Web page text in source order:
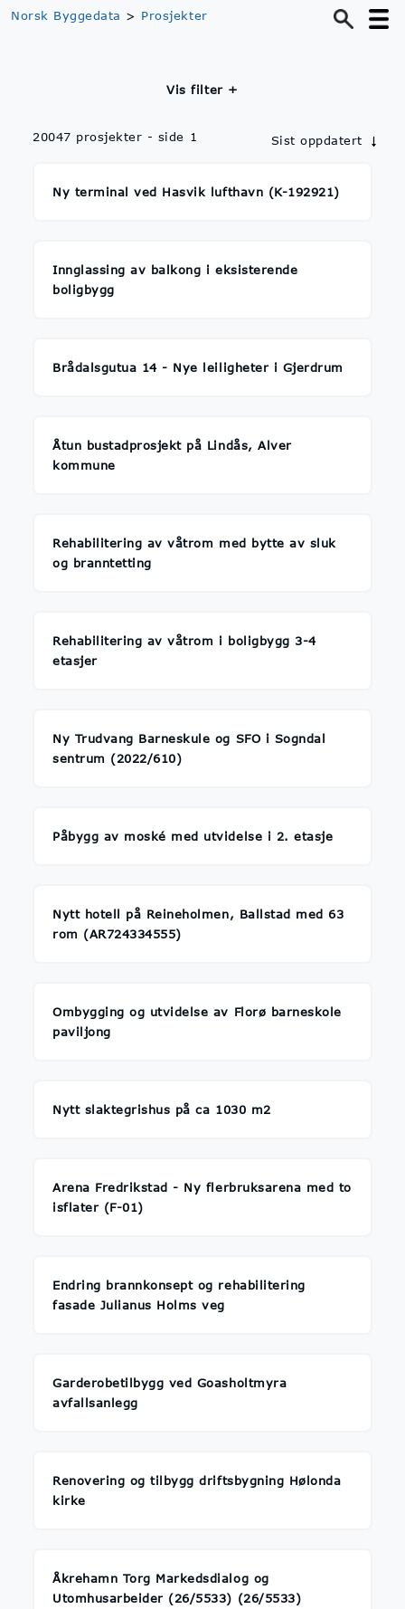
Norsk Byggedata > Prosjekter
Vis filter +
20047 prosjekter - side 1 Sist oppdatert
Ny terminal ved Hasvik lufthavn (K-192921)
Innglassing av balkong i eksisterende
boligbygg
Brådalsgutua 14 - Nye leiligheter i Gjerdrum
Åtun bustadprosjekt på Lindås, Alver
kommune
Rehabilitering av våtrom med bytte av sluk
og branntetting
Rehabilitering av våtrom i boligbygg 3-4
etasjer
Ny Trudvang Barneskule og SFO i Sogndal
sentrum (2022/610)
Påbygg av moské med utvidelse i 2. etasje
Nytt hotell på Reineholmen, Ballstad med 63
rom (AR724334555)
Ombygging og utvidelse av Florø barneskole
paviljong
Nytt slaktegrishus på ca 1030 m2
Arena Fredrikstad - Ny flerbruksarena med to
isflater (F-01)
Endring brannkonsept og rehabilitering
fasade Julianus Holms veg
Garderobetilbygg ved Goasholtmyra
avfallsanlegg
Renovering og tilbygg driftsbygning Hølonda
kirke
Åkrehamn Torg Markedsdialog og
Utomhusarbeider (26/5533) (26/5533)